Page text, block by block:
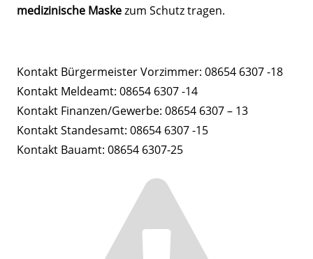
medizinische Maskezum Schutz tragen.
Kontakt Bürgermeister Vorzimmer: 08654 6307 -18
Kontakt Meldeamt: 08654 6307 -14
Kontakt Finanzen/Gewerbe: 08654 6307 – 13
Kontakt Standesamt: 08654 6307 -15
Kontakt Bauamt: 08654 6307-25